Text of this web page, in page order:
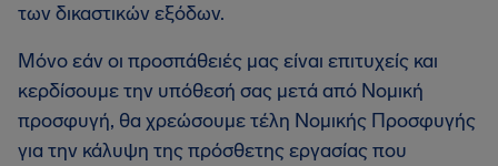
των δικαστικών εξόδων.
Μόνο εάν οι προσπάθειές μας είναι επιτυχείς και
κερδίσουμε την υπόθεσή σας μετά από Νομική
προσφυγή, θα χρεώσουμε τέλη Νομικής Προσφυγής
για την κάλυψη της πρόσθετης εργασίας που